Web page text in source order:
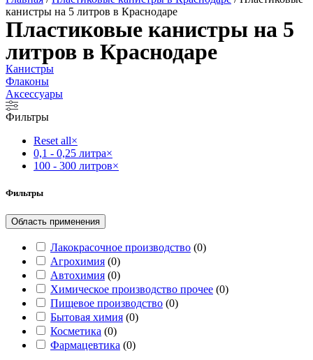
канистры на 5 литров в Краснодаре
Пластиковые канистры на 5
литров в Краснодаре
Канистры
Флаконы
Аксессуары
Фильтры
Reset all×
0,1 - 0,25 литра×
100 - 300 литров×
Фильтры
Область применения
Лакокрасочное производство (0)
Агрохимия (0)
Автохимия (0)
Химическое производство прочее (0)
Пищевое производство (0)
Бытовая химия (0)
Косметика (0)
Фармацевтика (0)